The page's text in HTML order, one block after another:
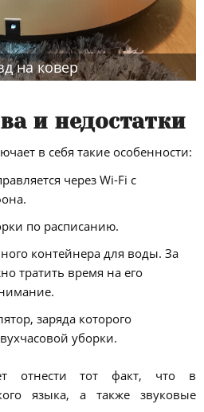
на ковер
и недостатки
в себя такие особенности:
через Wi-Fi с
по расписанию.
контейнера для воды. За
тратить время на его
заряда которого
уборки.
отнести тот факт, что в
языка, а также звуковые